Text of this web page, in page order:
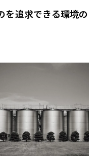
を追求できる環境の